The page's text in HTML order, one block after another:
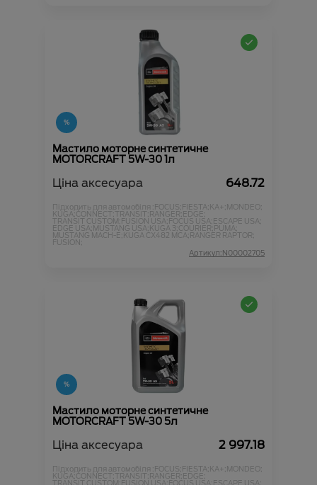
Мастило моторне синтетичне
MOTORCRAFT 5W-30 1л
Ціна аксесуара 648.72
Підходить для автомобіля :FOCUS;FIESTA;KA+;MONDEO;
KUGA;CONNECT;TRANSIT;RANGER;EDGE;
TRANSIT CUSTOM;FUSION USA;FOCUS USA;ESCAPE USA;
EDGE USA;MUSTANG USA;KUGA 3;COURIER;PUMA;
MUSTANG MACH-E;KUGA CX482 MCA;RANGER RAPTOR;
FUSION;
Артикул:N00002705
Мастило моторне синтетичне
MOTORCRAFT 5W-30 5л
Ціна аксесуара 2 997.18
Підходить для автомобіля :FOCUS;FIESTA;KA+;MONDEO;
KUGA;CONNECT;TRANSIT;RANGER;EDGE;
TRANSIT CUSTOM;FUSION USA;FOCUS USA;ESCAPE USA;